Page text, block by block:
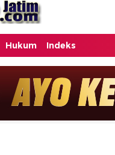
Hukum Indeks